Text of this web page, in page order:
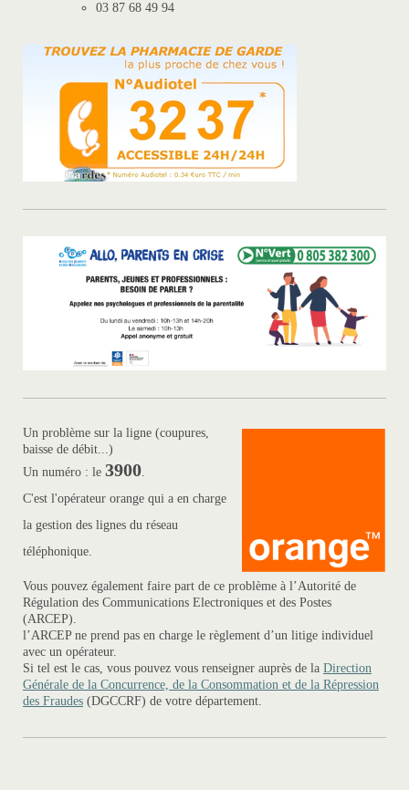
03 87 68 49 94
Un problème sur la ligne (coupures,
baisse de débit...)
Un numéro : le 3900
C'est l'opérateur orange qui a en charge
la gestion des lignes du réseau
téléphonique.
Vous pouvez également faire part de ce problème à l’Autorité de
Régulation des Communications Electroniques et des Postes
(ARCEP).
l’ARCEP ne prend pas en charge le règlement d’un litige individuel
avec un opérateur.
Si tel est le cas, vous pouvez vous renseigner auprès de la Direction
Générale de la Concurrence, de la Consommation et de la Répression
des Fraudes (DGCCRF) de votre département.